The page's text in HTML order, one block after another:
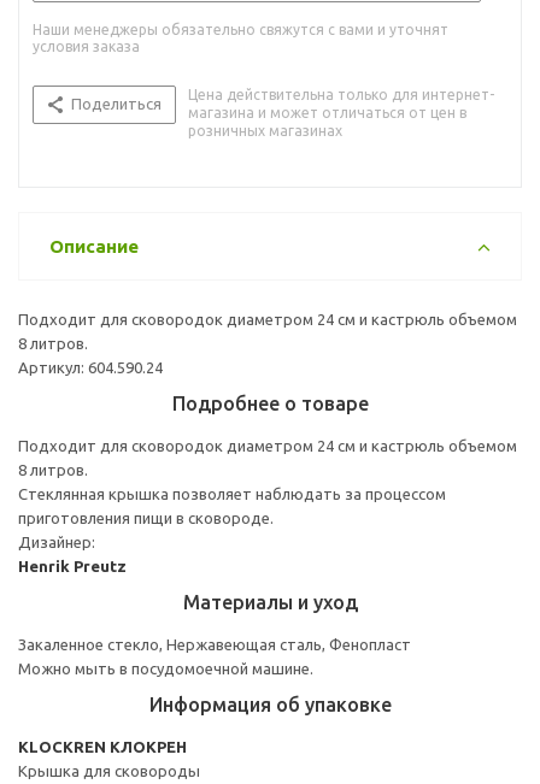
Наши менеджеры обязательно свяжутся с вами и уточнят
условия заказа
Поделиться
Цена действительна только для интернет-
магазина и может отличаться от цен в
розничных магазинах
Описание
Подходит для сковородок диаметром 24 см и кастрюль объемом
8 литров.
Артикул: 604.590.24
Подробнее о товаре
Подходит для сковородок диаметром 24 см и кастрюль объемом
8 литров.
Стеклянная крышка позволяет наблюдать за процессом
приготовления пищи в сковороде.
Дизайнер:
Henrik Preutz
Материалы и уход
Закаленное стекло, Нержавеющая сталь, Фенопласт
Можно мыть в посудомоечной машине.
Информация об упаковке
KLOCKREN КЛОКРЕН
Крышка для сковороды